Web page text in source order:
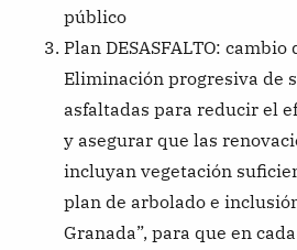
público
Plan DESASFALTO:
Eliminación progresiva de
asfaltadas para reducir el
y asegurar que las
incluyan vegetación
plan de arbolado e
Granada”, para que en